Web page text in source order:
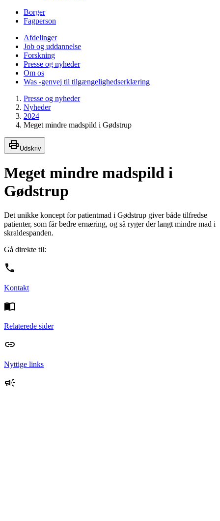
Borger
Fagperson
Afdelinger
Job og uddannelse
Forskning
Presse og nyheder
Om os
Was -genvej til tilgængelighedserklæring
Presse og nyheder
Nyheder
2024
Meget mindre madspild i Gødstrup
Udskriv
Meget mindre madspild i
Gødstrup
Det unikke koncept for patientmad i Gødstrup giver både tilfredse
patienter, som får bedre ernæring, og så ryger der langt mindre mad i
skraldespanden.
Gå direkte til:
Kontakt
Relaterede sider
Nyttige links